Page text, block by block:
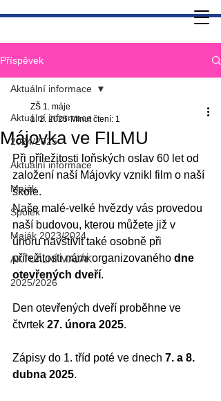
Příspěvek
Aktuální informace
2024/2025
Aktuální informace
Maják
Spolek
Maják 2023/2024
AKTUÁLNÍ MAJÁK
2025/2026
Aktuální informace
Májovka ve FILMU
ZŠ 1. máje
1. 2. 2025 Minut čtení: 1
Při příležitosti loňských oslav 60 let od
založení naší Májovky vznikl film o naší
škole.
Naše malé-velké hvězdy vás provedou
naší budovou, kterou můžete již v
únoru navštívit také osobně při
příležitosti námi organizovaného dne
otevřených dveří.
Den otevřených dveří proběhne ve
čtvrtek 27. února 2025.
Zápisy do 1. tříd poté ve dnech 7. a 8.
dubna 2025.